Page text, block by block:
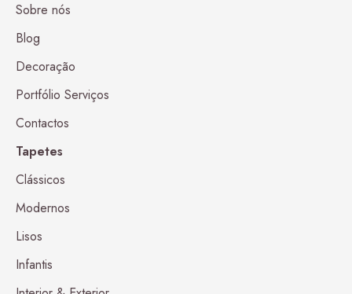
Sobre nós
Blog
Decoração
Portfólio Serviços
Contactos
Tapetes
Clássicos
Modernos
Lisos
Infantis